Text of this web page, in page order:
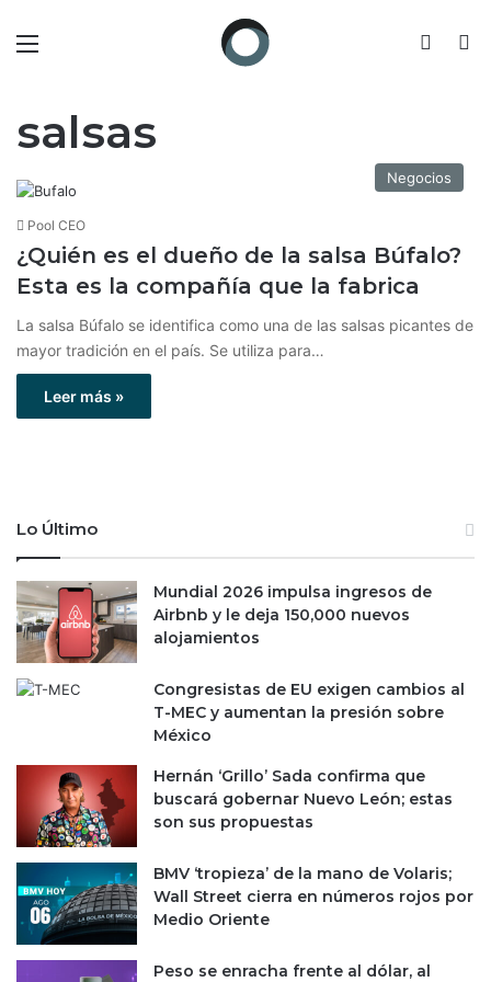
salsas
Negocios
Pool CEO
¿Quién es el dueño de la salsa Búfalo?
Esta es la compañía que la fabrica
La salsa Búfalo se identifica como una de las salsas picantes de
mayor tradición en el país. Se utiliza para…
Leer más »
Lo Último
Mundial 2026 impulsa ingresos de
Airbnb y le deja 150,000 nuevos
alojamientos
Congresistas de EU exigen cambios al
T-MEC y aumentan la presión sobre
México
Hernán ‘Grillo’ Sada confirma que
buscará gobernar Nuevo León; estas
son sus propuestas
BMV ‘tropieza’ de la mano de Volaris;
Wall Street cierra en números rojos por
Medio Oriente
Peso se enracha frente al dólar, al